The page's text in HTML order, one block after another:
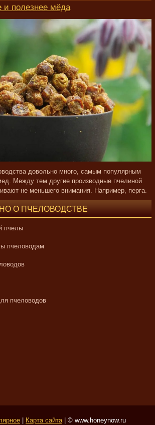
и полезнее мёда
довольно много, самым популярным
Между тем другие производные пчелиной
не меньшего внимания. Например, перга.
О ПЧЕЛОВОДСТВЕ
пчелы
пчеловодам
пчеловодов
Карта сайта| © www.honeynow.ru